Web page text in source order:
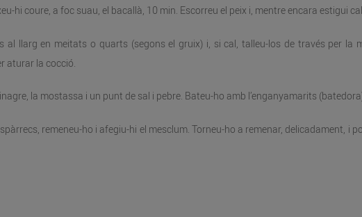
hi coure, a foc suau, el bacallà, 10 min. Escorreu el peix i, mentre encara estigui
al llarg en meitats o quarts (segons el gruix) i, si cal, talleu-los de través per la
aturar la cocció.
la mostassa i un punt de sal i pebre. Bateu-ho amb l’enganyamarits
remeneu-ho i afegiu-hi el mesclum. Torneu-ho a remenar, delicadament, i